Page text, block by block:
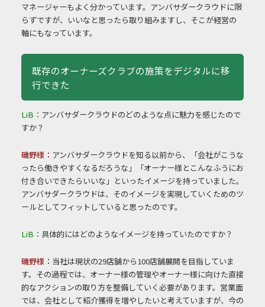
マネージャーもよく分かっています。アンバサダークラウドに限
らずですが、いいなと思ったら取り組みますし、そこが経営の
軸にもなっています。
既存のオーナーズクラブの施策をデジタルに移
行できた
LiB： アンバサダークラウドのどのような点に魅力を感じたので
すか？
磯野様： アンバサダークラウドを知る以前から、「会社がこうな
ったら働きやすくなるだろうな」「オーナー様とこんなふうにお
付き合いできたらいいな」といったイメージを持っていました。
アンバサダークラウドは、そのイメージを実現していくためのツ
ールとしてフィットしていると思ったのです。
LiB： 具体的にはどのようなイメージを持っていたのですか？
磯野様： 当社は現状の29店舗から100店舗展開を目指していま
す。その過程では、オーナー様の管理やオーナー様に向けた直接
的なアクションの取り方を整備していく必要があります。営業面
では、会社として紹介獲得を増やしたいと考えていますが、今の